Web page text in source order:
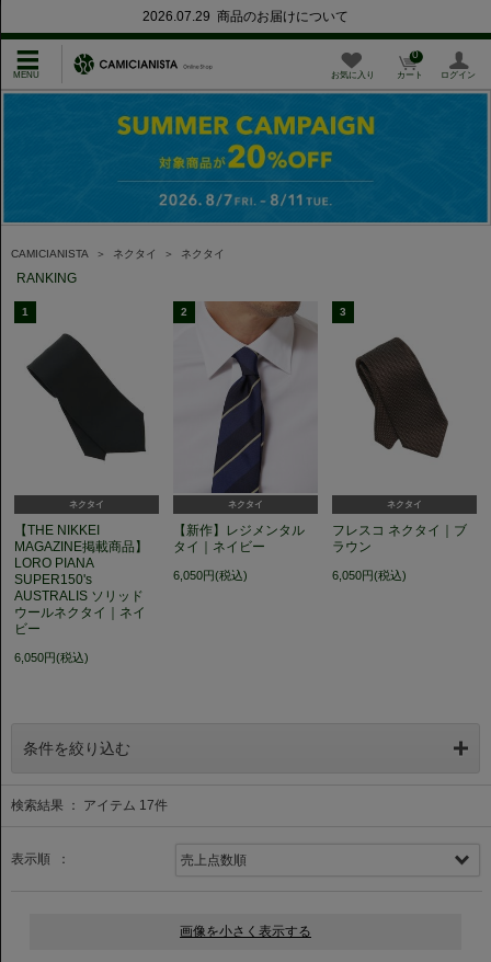
2026.07.29 商品のお届けについて
お気に入り カート
0
ログイン
CAMICIANISTA ＞ ネクタイ ＞ ネクタイ
RANKING
1
ネクタイ
【THE NIKKEI
MAGAZINE掲載商品】
LORO PIANA
SUPER150's
AUSTRALIS ソリッド
ウールネクタイ｜ネイ
ビー
6,050円(税込)
2
ネクタイ
【新作】レジメンタル
タイ｜ネイビー
6,050円(税込)
3
ネクタイ
フレスコ ネクタイ｜ブ
ラウン
6,050円(税込)
条件を絞り込む
検索結果 ： アイテム 17件
表示順 ：